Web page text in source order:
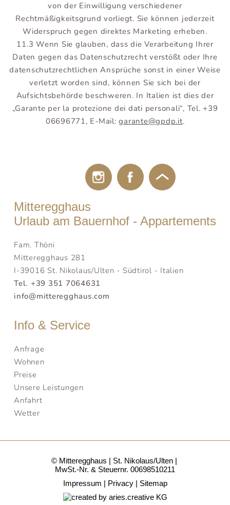
von der Einwilligung verschiedener
Rechtmäßigkeitsgrund vorliegt. Sie können jederzeit
Widerspruch gegen direktes Marketing erheben.
11.3 Wenn Sie glauben, dass die Verarbeitung Ihrer
Daten gegen das Datenschutzrecht verstößt oder Ihre
datenschutzrechtlichen Ansprüche sonst in einer Weise
verletzt worden sind, können Sie sich bei der
Aufsichtsbehörde beschweren. In Italien ist dies der
„Garante per la protezione dei dati personali“, Tel. +39
06696771, E-Mail:garante@gpdp.it.
Mitteregghaus
Urlaub am Bauernhof - Appartements
Fam. Thöni
Mitteregghaus 281
I-39016 St. Nikolaus/Ulten - Südtirol - Italien
Tel. +39 351 7064631
info@mitteregghaus.com
Info & Service
Anfrage
Wohnen
Preise
Unsere Leistungen
Anfahrt
Wetter
© Mitteregghaus
St. Nikolaus/Ulten
MwSt.-Nr. & Steuernr. 00698510211
Impressum
Privacy Sitemap